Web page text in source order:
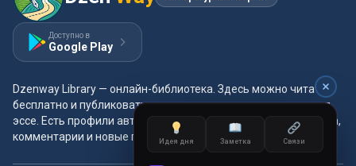
Доступно в
Google Play
Dzenway Library — онлайн-библиотека. Здесь можно читать
бесплатно и публиковать свои произведения: проза, поэзия,
эссе. Есть профили авторов, жанры и метки, удобная читалка,
комментарии и новые главы каждый день.
Идея дня Заметка Связи